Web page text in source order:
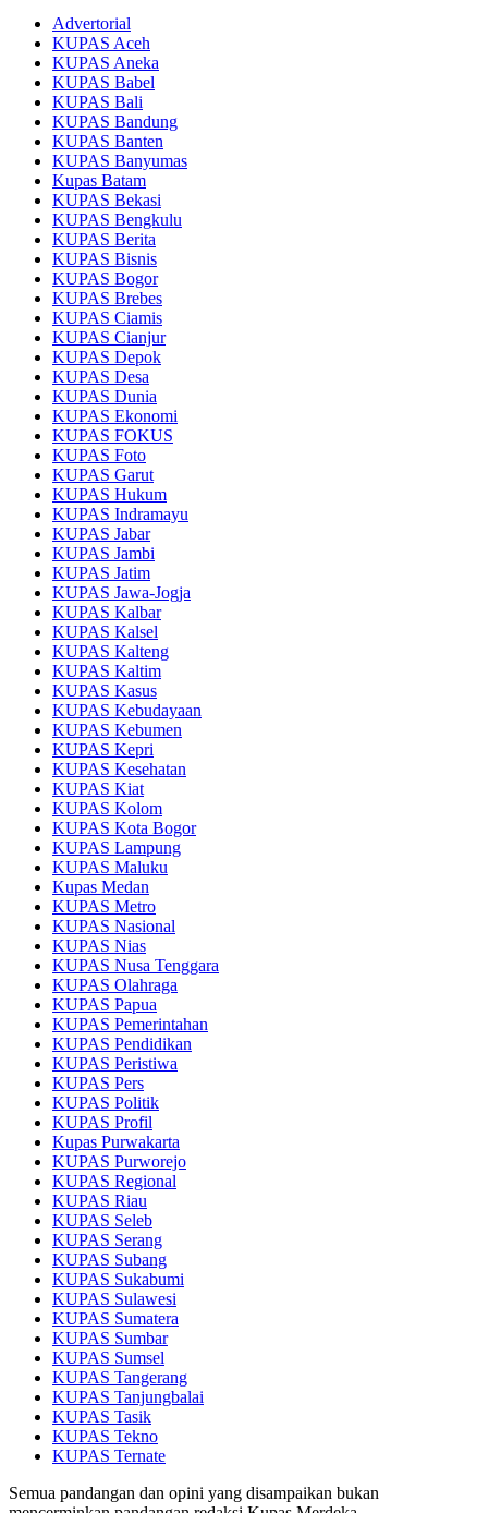
Advertorial
KUPAS Aceh
KUPAS Aneka
KUPAS Babel
KUPAS Bali
KUPAS Bandung
KUPAS Banten
KUPAS Banyumas
Kupas Batam
KUPAS Bekasi
KUPAS Bengkulu
KUPAS Berita
KUPAS Bisnis
KUPAS Bogor
KUPAS Brebes
KUPAS Ciamis
KUPAS Cianjur
KUPAS Depok
KUPAS Desa
KUPAS Dunia
KUPAS Ekonomi
KUPAS FOKUS
KUPAS Foto
KUPAS Garut
KUPAS Hukum
KUPAS Indramayu
KUPAS Jabar
KUPAS Jambi
KUPAS Jatim
KUPAS Jawa-Jogja
KUPAS Kalbar
KUPAS Kalsel
KUPAS Kalteng
KUPAS Kaltim
KUPAS Kasus
KUPAS Kebudayaan
KUPAS Kebumen
KUPAS Kepri
KUPAS Kesehatan
KUPAS Kiat
KUPAS Kolom
KUPAS Kota Bogor
KUPAS Lampung
KUPAS Maluku
Kupas Medan
KUPAS Metro
KUPAS Nasional
KUPAS Nias
KUPAS Nusa Tenggara
KUPAS Olahraga
KUPAS Papua
KUPAS Pemerintahan
KUPAS Pendidikan
KUPAS Peristiwa
KUPAS Pers
KUPAS Politik
KUPAS Profil
Kupas Purwakarta
KUPAS Purworejo
KUPAS Regional
KUPAS Riau
KUPAS Seleb
KUPAS Serang
KUPAS Subang
KUPAS Sukabumi
KUPAS Sulawesi
KUPAS Sumatera
KUPAS Sumbar
KUPAS Sumsel
KUPAS Tangerang
KUPAS Tanjungbalai
KUPAS Tasik
KUPAS Tekno
KUPAS Ternate
Semua pandangan dan opini yang disampaikan bukan